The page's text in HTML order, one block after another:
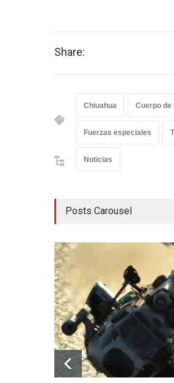
Share:
Chiuahua Cuerpo de
Fuerzas especiales
Noticias
Posts Carousel